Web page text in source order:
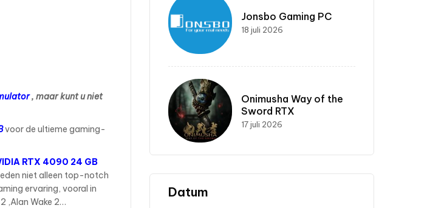
, maar kunt u niet
voor de ultieme gaming-
RTX 4090 24 GB
niet alleen top-notch
ervaring, vooral in
,Alan Wake 2…
Jonsbo Gaming PC
18 juli 2026
Onimusha Way of the
Sword RTX
17 juli 2026
Datum